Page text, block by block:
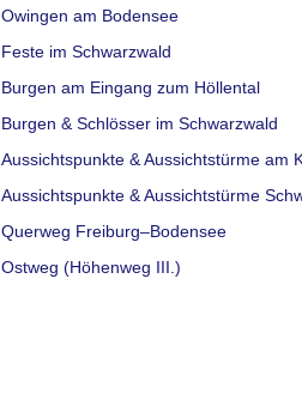
Owingen am Bodensee
Feste im Schwarzwald
Burgen am Eingang zum Höllental
Burgen & Schlösser im Schwarzwald
Aussichtspunkte & Aussichtstürme am
Aussichtspunkte & Aussichtstürme
Querweg Freiburg–Bodensee
Ostweg (Höhenweg III.)